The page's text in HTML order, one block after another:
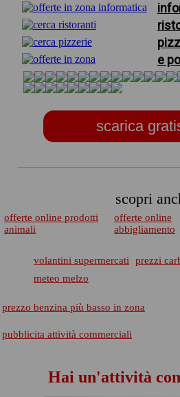
e
scarica
scopri
offerte online prodotti
animali
offerte online
abbigliamento
volantini supermercati prezzi
meteo melzo
prezzo benzina più basso in zona
pubblicita attività commerciali
Hai un'attività